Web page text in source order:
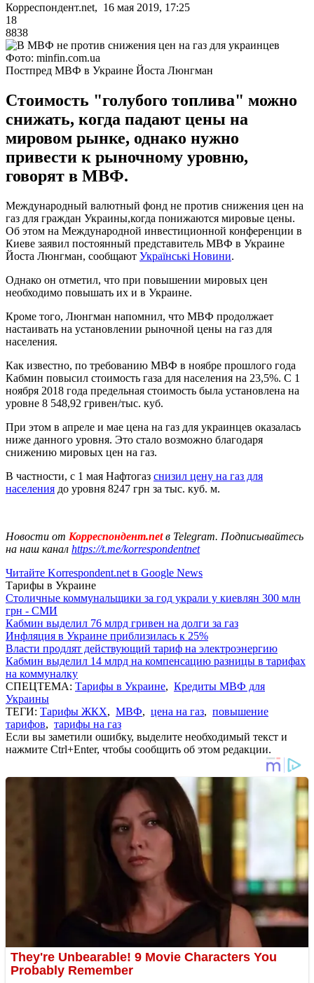
Корреспондент.net, 16 мая 2019, 17:25
18
8838
Фото: minfin.com.ua
Постпред МВФ в Украине Йоста Люнгман
Стоимость "голубого топлива" можно
снижать, когда падают цены на
мировом рынке, однако нужно
привести к рыночному уровню,
говорят в МВФ.
Международный валютный фонд не против снижения цен на
газ для граждан Украины,когда понижаются мировые цены.
Об этом на Международной инвестиционной конференции в
Киеве заявил постоянный представитель МВФ в Украине
Йоста Люнгман, сообщают Українські Новини.
Однако он отметил, что при повышении мировых цен
необходимо повышать их и в Украине.
Кроме того, Люнгман напомнил, что МВФ продолжает
настаивать на установлении рыночной цены на газ для
населения.
Как известно, по требованию МВФ в ноябре прошлого года
Кабмин повысил стоимость газа для населения на 23,5%. С 1
ноября 2018 года предельная стоимость была установлена на
уровне 8 548,92 гривен/тыс. куб.
При этом в апреле и мае цена на газ для украинцев оказалась
ниже данного уровня. Это стало возможно благодаря
снижению мировых цен на газ.
В частности, с 1 мая Нафтогаз снизил цену на газ для
населения до уровня 8247 грн за тыс. куб. м.
Новости от Корреспондент.netв Telegram. Подписывайтесь
на наш канал https://t.me/korrespondentnet
Читайте Korrespondent.net в Google News
Тарифы в Украине
Столичные коммунальщики за год украли у киевлян 300 млн
грн - СМИ
Кабмин выделил 76 млрд гривен на долги за газ
Инфляция в Украине приблизилась к 25%
Власти продлят действующий тариф на электроэнергию
Кабмин выделил 14 млрд на компенсацию разницы в тарифах
на коммуналку
СПЕЦТЕМА: Тарифы в Украине, Кредиты МВФ для
Украины
ТЕГИ: Тарифы ЖКХ, МВФ, цена на газ, повышение
тарифов, тарифы на газ
Если вы заметили ошибку, выделите необходимый текст и
нажмите Ctrl+Enter, чтобы сообщить об этом редакции.